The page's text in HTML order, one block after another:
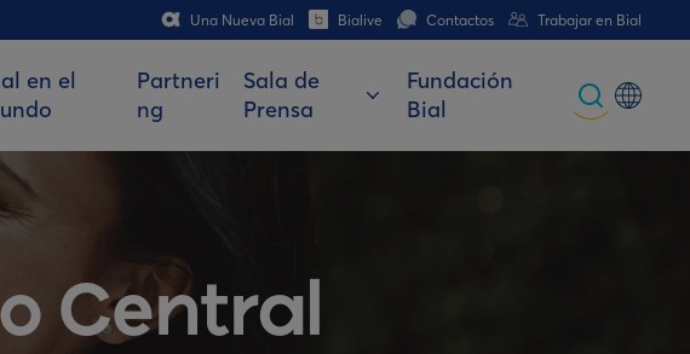
Una Nueva Bial Bialive Contactos Trabajar en Bial
en el
Partneri
ng
Sala de
Prensa
Fundación
Bial
Central